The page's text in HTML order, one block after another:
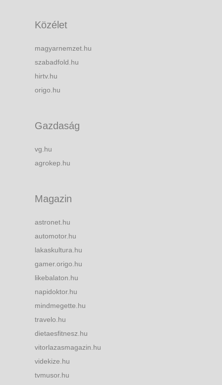
Közélet
magyarnemzet.hu
szabadfold.hu
hirtv.hu
origo.hu
Gazdaság
vg.hu
agrokep.hu
Magazin
astronet.hu
automotor.hu
lakaskultura.hu
gamer.origo.hu
likebalaton.hu
napidoktor.hu
mindmegette.hu
travelo.hu
dietaesfitnesz.hu
vitorlazasmagazin.hu
videkize.hu
tvmusor.hu